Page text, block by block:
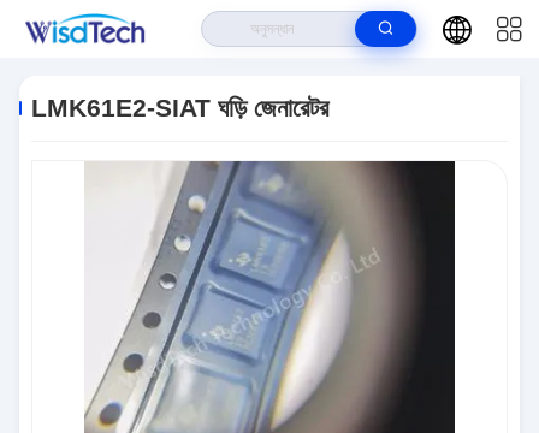
LMK61E2-SIAT ঘড়ি জেনারেটর